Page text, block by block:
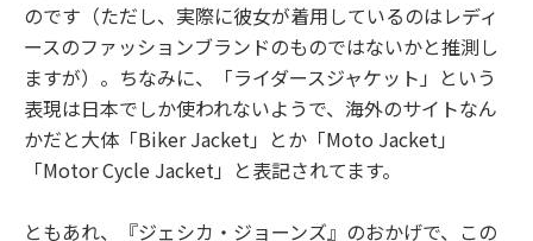
のです（ただし、実際に彼女が着用しているのはレディ
ースのファッションブランドのものではないかと推測し
ますが）。ちなみに、「ライダースジャケット」という
表現は日本でしか使われないようで、海外のサイトなん
かだと大体「Biker Jacket」とか「Moto Jacket」
「Motor Cycle Jacket」と表記されてます。
ともあれ、『ジェシカ・ジョーンズ』のおかげで、この